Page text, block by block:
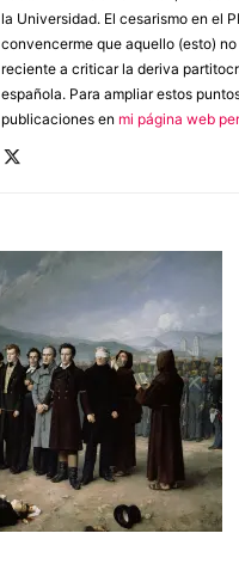
la Universidad. El cesarismo en el
convencerme que aquello (esto)
reciente a criticar la deriva
española. Para ampliar estos
publicaciones en mi página web